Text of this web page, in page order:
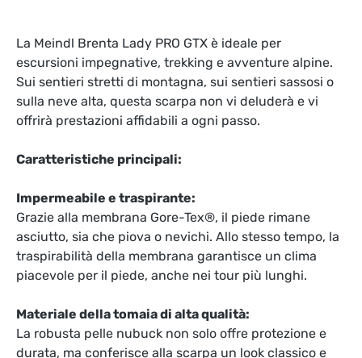
La Meindl Brenta Lady PRO GTX è ideale per
escursioni impegnative, trekking e avventure alpine.
Sui sentieri stretti di montagna, sui sentieri sassosi o
sulla neve alta, questa scarpa non vi deluderà e vi
offrirà prestazioni affidabili a ogni passo.
Caratteristiche principali:
Impermeabile e traspirante:
Grazie alla membrana Gore-Tex®, il piede rimane
asciutto, sia che piova o nevichi. Allo stesso tempo, la
traspirabilità della membrana garantisce un clima
piacevole per il piede, anche nei tour più lunghi.
Materiale della tomaia di alta qualità:
La robusta pelle nubuck non solo offre protezione e
durata, ma conferisce alla scarpa un look classico e